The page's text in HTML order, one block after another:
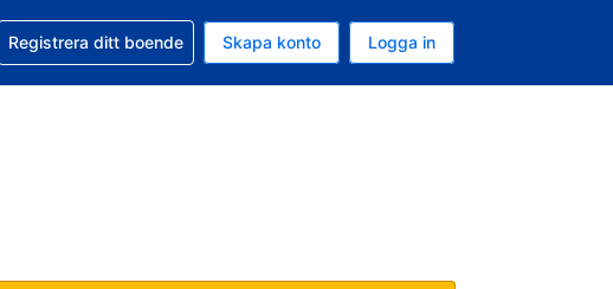
valuta är Svenska kronor
nuvarande språk är Svenska
hjälp med din bokning
Registrera ditt boende Skapa konto Logga in